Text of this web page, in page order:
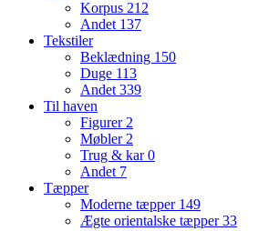
Korpus 212
Andet 137
Tekstiler
Beklædning 150
Duge 113
Andet339
Til haven
Figurer2
Møbler2
Trug & kar0
Andet 7
Tæpper
Moderne tæpper 149
Ægte orientalske tæpper33